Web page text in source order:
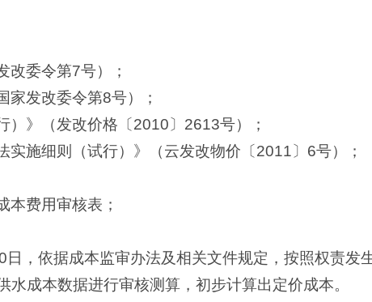
改委令第7号）；
家发改委令第8号）；
）》（发改价格〔2010〕2613号）；
实施细则（试行）》（云发改物价〔2011〕6号）；
本费用审核表；
日，依据成本监审办法及相关文件规定，按照权责发
成本数据进行审核测算，初步计算出定价成本。